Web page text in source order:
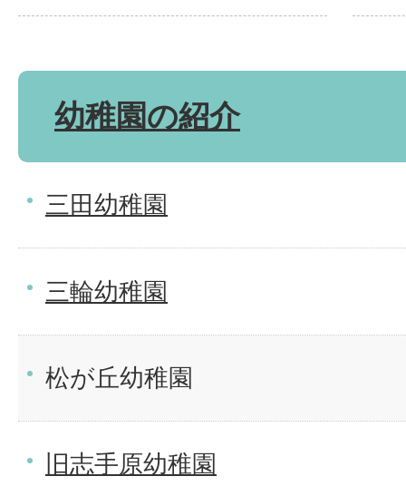
幼稚園の紹介
三田幼稚園
三輪幼稚園
松が丘幼稚園
旧志手原幼稚園